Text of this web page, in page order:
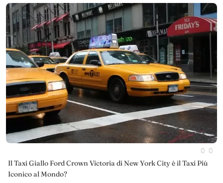
0 0
Il Taxi Giallo Ford Crown Victoria di New York City è il Taxi Più
Iconico al Mondo?